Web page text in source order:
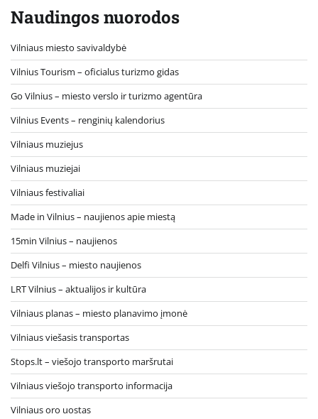
Naudingos nuorodos
Vilniaus miesto savivaldybė
Vilnius Tourism – oficialus turizmo gidas
Go Vilnius – miesto verslo ir turizmo agentūra
Vilnius Events – renginių kalendorius
Vilniaus muziejus
Vilniaus muziejai
Vilniaus festivaliai
Made in Vilnius – naujienos apie miestą
15min Vilnius – naujienos
Delfi Vilnius – miesto naujienos
LRT Vilnius – aktualijos ir kultūra
Vilniaus planas – miesto planavimo įmonė
Vilniaus viešasis transportas
Stops.lt – viešojo transporto maršrutai
Vilniaus viešojo transporto informacija
Vilniaus oro uostas